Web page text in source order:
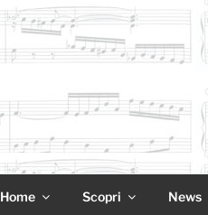
11NOTE
Home Scopri News